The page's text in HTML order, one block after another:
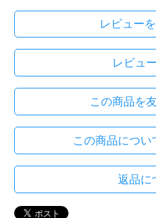
レビュー
レビュ
この商品を
この商品につい
返品に